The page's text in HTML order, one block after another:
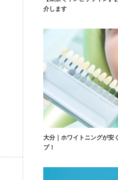
介します
大分｜ホワイトニングが安
プ！